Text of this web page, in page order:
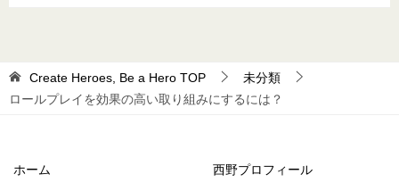
Create Heroes, Be a Hero TOP
未分類
ロールプレイを効果の高い取り組みにするには？
ホーム 西野プロフィール